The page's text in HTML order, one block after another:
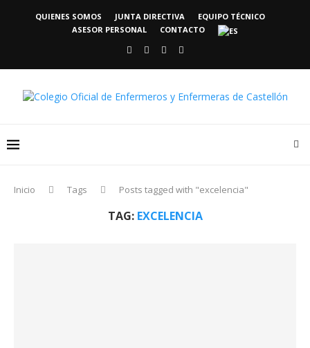
QUIENES SOMOS JUNTA DIRECTIVA
EQUIPO TÉCNICO
ASESOR PERSONAL
CONTACTO
Inicio Tags Posts tagged with "excelencia"
TAG: EXCELENCIA